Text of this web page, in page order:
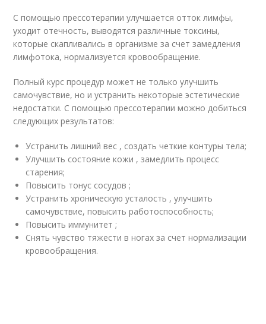
С помощью прессотерапии улучшается отток лимфы,
уходит отечность, выводятся различные токсины,
которые скапливались в организме за счет замедления
лимфотока, нормализуется кровообращение.
Полный курс процедур может не только улучшить
самочувствие, но и устранить некоторые эстетические
недостатки. С помощью прессотерапии можно добиться
следующих результатов:
Устранить лишний вес , создать четкие контуры тела;
Улучшить состояние кожи , замедлить процесс
старения;
Повысить тонус сосудов ;
Устранить хроническую усталость , улучшить
самочувствие, повысить работоспособность;
Повысить иммунитет ;
Снять чувство тяжести в ногах за счет нормализации
кровообращения.